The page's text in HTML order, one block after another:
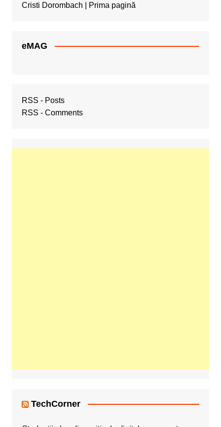
Cristi Dorombach | Prima pagină
eMAG
RSS - Posts
RSS - Comments
TechCorner